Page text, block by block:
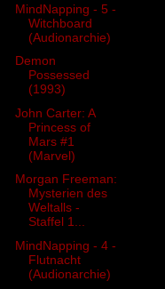
MindNapping - 5 -
Witchboard
(Audionarchie)
Demon
Possessed
(1993)
John Carter: A
Princess of
Mars #1
(Marvel)
Morgan Freeman:
Mysterien des
Weltalls -
Staffel 1...
MindNapping - 4 -
Flutnacht
(Audionarchie)